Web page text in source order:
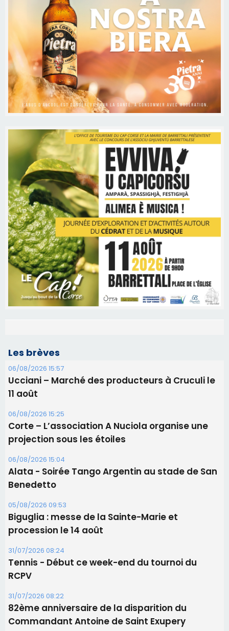
Les brèves
06/08/2026 15:57
Ucciani – Marché des producteurs à Cruculi le
11 août
06/08/2026 15:25
Corte – L’association A Nuciola organise une
projection sous les étoiles
06/08/2026 15:04
Alata - Soirée Tango Argentin au stade de San
Benedetto
05/08/2026 09:53
Biguglia : messe de la Sainte-Marie et
procession le 14 août